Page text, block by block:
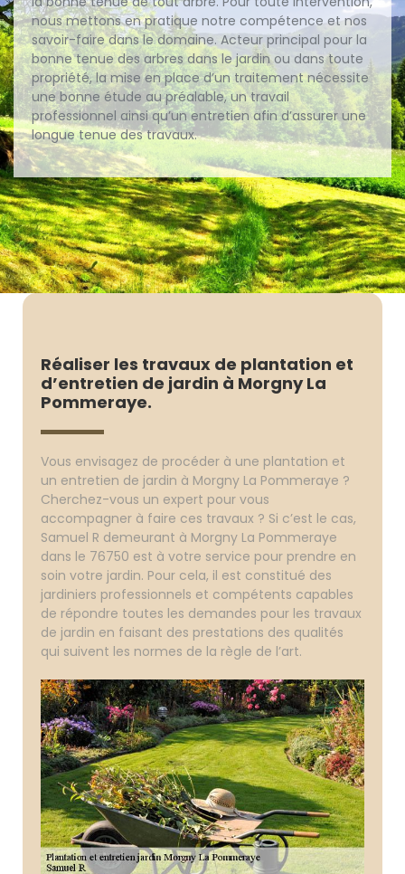
nous mettons en pratique notre compétence et nos
savoir-faire dans le domaine. Acteur principal pour la
bonne tenue des arbres dans le jardin ou dans toute
propriété, la mise en place d’un traitement nécessite
une bonne étude au préalable, un travail
professionnel ainsi qu’un entretien afin d’assurer une
longue tenue des travaux.
Réaliser les travaux de plantation et
d’entretien de jardin à Morgny La
Pommeraye.
Vous envisagez de procéder à une plantation et
un entretien de jardin à Morgny La Pommeraye ?
Cherchez-vous un expert pour vous
accompagner à faire ces travaux ? Si c’est le cas,
Samuel R demeurant à Morgny La Pommeraye
dans le 76750 est à votre service pour prendre en
soin votre jardin. Pour cela, il est constitué des
jardiniers professionnels et compétents capables
de répondre toutes les demandes pour les travaux
de jardin en faisant des prestations des qualités
qui suivent les normes de la règle de l’art.